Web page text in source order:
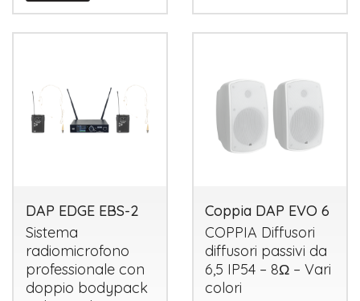
DAP EDGE EBS-2
Sistema
radiomicrofono
professionale con
doppio bodypack
Coppia DAP EVO 6
COPPIA Diffusori
diffusori passivi da
6,5 IP54 – 8Ω – Vari
colori